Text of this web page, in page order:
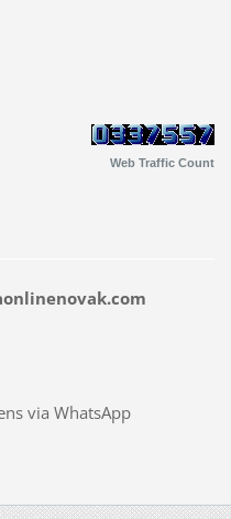
Web Traffic Count
via WhatsApp